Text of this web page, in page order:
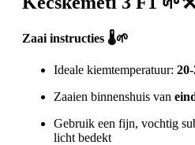
Zaai instructies 🌡️🌱
Ideale kiemtemperatuur:
Zaaien binnenshuis van
Gebruik een fijn, vochtig
licht bedekt